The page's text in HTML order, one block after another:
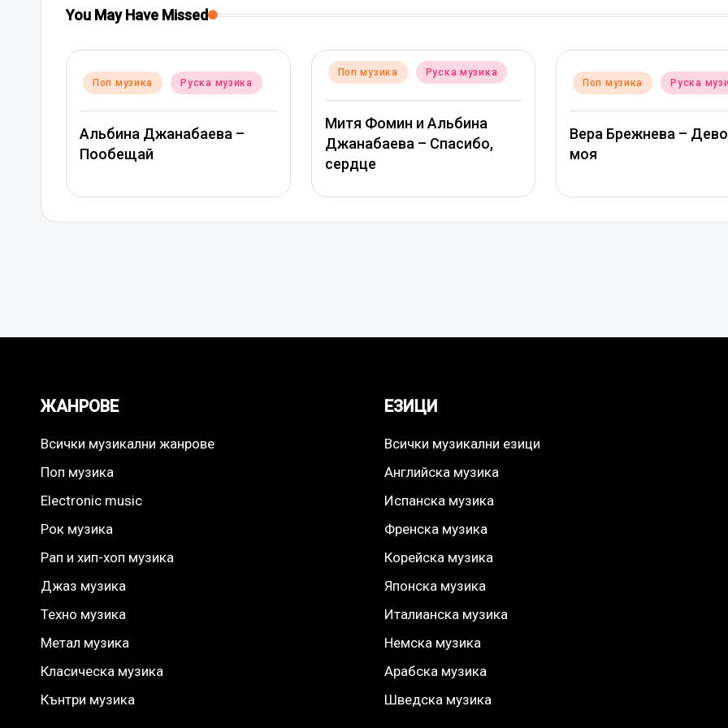
You May Have Missed
Posted
in
Поп музика Руска музика
Митя Фомин и Альбина
Джанабаева – Спасибо,
сердце
Posted
in
Поп музика Руска музика
Вера Брежнева – Девочка
моя
Posted
in
Поп музика Руска
МИХАЙЛОВ –
глазами солнца
ЖАНРОВЕ
Всички музикални жанрове
Поп музика
Electronic music
Рок музика
Рап и хип-хоп музика
Джаз музика
Техно музика
Метал музика
Класическа музика
Кънтри музика
ЕЗИЦИ
Всички музикални езици
Английска музика
Испанска музика
Френска музика
Корейска музика
Японска музика
Италианска музика
Немска музика
Арабска музика
Шведска музика